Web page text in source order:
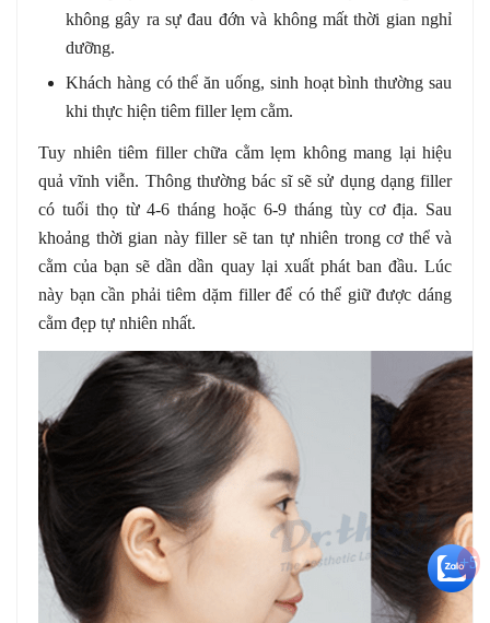
không gây ra sự đau đớn và không mất thời gian nghỉ
dưỡng.
Khách hàng có thể ăn uống, sinh hoạt bình thường sau
khi thực hiện tiêm filler lẹm cằm.
Tuy nhiên tiêm filler chữa cằm lẹm không mang lại hiệu
quả vĩnh viễn. Thông thường bác sĩ sẽ sử dụng dạng filler
có tuổi thọ từ 4-6 tháng hoặc 6-9 tháng tùy cơ địa. Sau
khoảng thời gian này filler sẽ tan tự nhiên trong cơ thể và
cằm của bạn sẽ dần dần quay lại xuất phát ban đầu. Lúc
này bạn cần phải tiêm dặm filler để có thể giữ được dáng
cằm đẹp tự nhiên nhất.
+5